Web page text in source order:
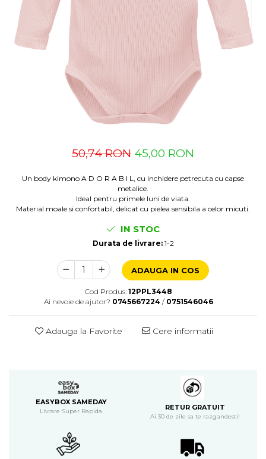
Suzete Silicon
Try It Bibs Denmark
50,74 RON 45,00 RON
Un body kimono A D O R A B I L, cu inchidere petrecuta cu capse
metalice.
Ideal pentru primele luni de viata.
Material moale si confortabil, delicat cu pielea sensibila a celor micuti.
IN STOC
Durata de livrare:1-2
ADAUGA IN COS
Cod Produs: 12PPL3448
Ai nevoie de ajutor? 0745667224 / 0751546046
Adauga la Favorite Cere informatii
EASYBOX SAMEDAY
Livrare Super Rapida RETUR GRATUIT
Ai 30 de zile sa te razgandesti!